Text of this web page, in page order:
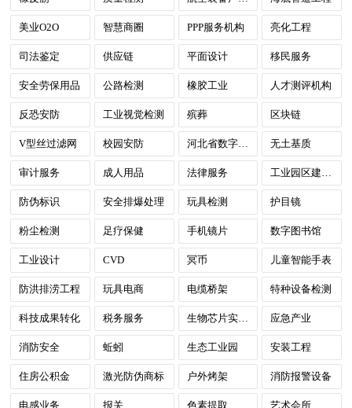
美业O2O 智慧商圈 PPP服务机构 亮化工程
司法鉴定 供应链 平面设计 移民服务
安全劳保用品 公路检测 橡胶工业 人才测评机构
反恐安防 工业视觉检测 殡葬 区块链
V型丝过滤网 校园安防 河北省数字政府 无土基质
审计服务 成人用品 法律服务
防伪标识 安全排爆处理 玩具检测 护目镜
粉尘检测 足疗保健 手机镜片 数字图书馆
工业设计 CVD 冥币 儿童智能手表
防洪排涝工程 玩具电商 电缆桥架 特种设备检测
科技成果转化 税务服务 生物芯片实验室 应急产业
消防安全 蚯蚓 生态工业园 安装工程
住房公积金 激光防伪商标 户外烤架 消防报警设备
电感业务 报关 色素提取 艺术会所